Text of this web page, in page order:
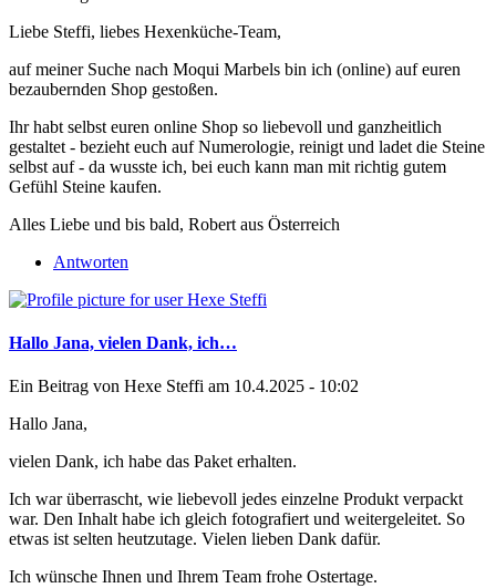
Liebe Steffi, liebes Hexenküche-Team,
auf meiner Suche nach Moqui Marbels bin ich (online) auf euren
bezaubernden Shop gestoßen.
Ihr habt selbst euren online Shop so liebevoll und ganzheitlich
gestaltet - bezieht euch auf Numerologie, reinigt und ladet die Steine
selbst auf - da wusste ich, bei euch kann man mit richtig gutem
Gefühl Steine kaufen.
Alles Liebe und bis bald, Robert aus Österreich
Antworten
Hallo Jana, vielen Dank, ich…
Ein Beitrag von Hexe Steffi am 10.4.2025 - 10:02
Hallo Jana,
vielen Dank, ich habe das Paket erhalten.
Ich war überrascht, wie liebevoll jedes einzelne Produkt verpackt
war. Den Inhalt habe ich gleich fotografiert und weitergeleitet. So
etwas ist selten heutzutage. Vielen lieben Dank dafür.
Ich wünsche Ihnen und Ihrem Team frohe Ostertage.